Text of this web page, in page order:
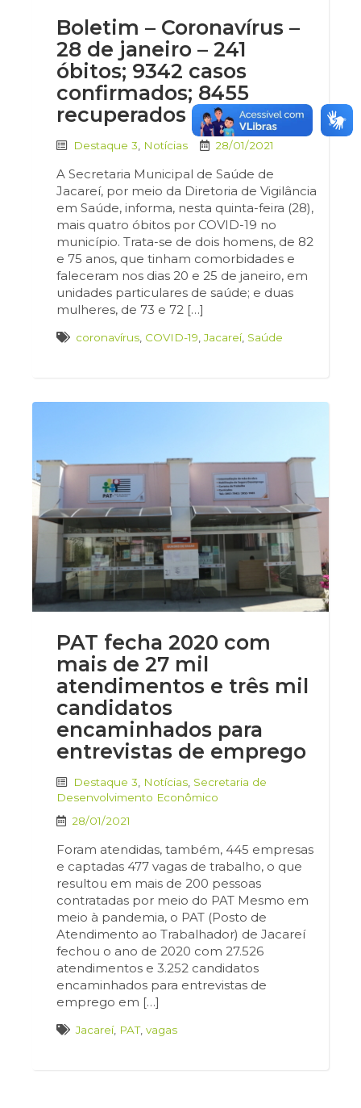
Boletim – Coronavírus –
28 de janeiro – 241
óbitos; 9342 casos
confirmados; 8455
recuperados
Destaque 3 Notícias 28/01/2021
A Secretaria Municipal de Saúde de
Jacareí, por meio da Diretoria de Vigilância
em Saúde, informa, nesta quinta-feira (28),
mais quatro óbitos por COVID-19 no
município. Trata-se de dois homens, de 82
e 75 anos, que tinham comorbidades e
faleceram nos dias 20 e 25 de janeiro, em
unidades particulares de saúde; e duas
mulheres, de 73 e 72 […]
coronavírus COVID-19 ,Jacareí, Saúde
PAT fecha 2020 com
mais de 27 mil
atendimentos e três mil
candidatos
encaminhados para
entrevistas de emprego
Destaque 3 Notícias Secretaria de
Desenvolvimento Econômico
28/01/2021
Foram atendidas, também, 445 empresas
e captadas 477 vagas de trabalho, o que
resultou em mais de 200 pessoas
contratadas por meio do PAT Mesmo em
meio à pandemia, o PAT (Posto de
Atendimento ao Trabalhador) de Jacareí
fechou o ano de 2020 com 27.526
atendimentos e 3.252 candidatos
encaminhados para entrevistas de
emprego em […]
Jacareí, PAT, vagas